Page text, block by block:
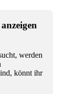
werden
könnt ihr